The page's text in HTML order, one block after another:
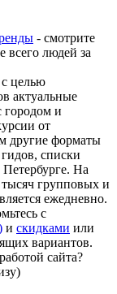
- смотрите
всего людей за
целью
актуальные
городом и
от
другие форматы
списки
Петербурге. На
групповых и
ежедневно.
с
и скидками или
вариантов.
сайта?